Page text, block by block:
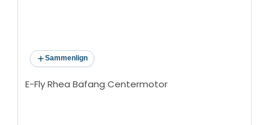
Sammenlign
E-Fly Rhea Bafang Centermotor